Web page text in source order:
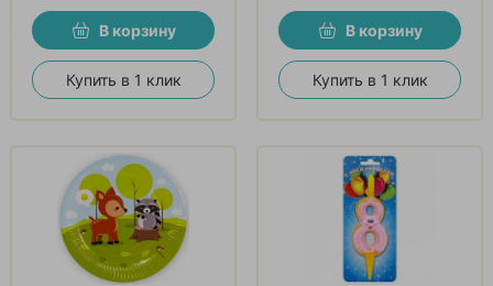
В корзину
Купить в 1 клик
В корзину
Купить в 1 клик